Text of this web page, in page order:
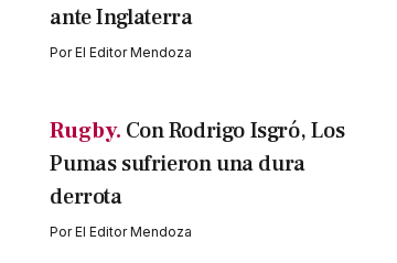
ante Inglaterra
PorEl Editor Mendoza
Rugby. Con Rodrigo Isgró, Los
Pumas sufrieron una dura
derrota
PorEl Editor Mendoza